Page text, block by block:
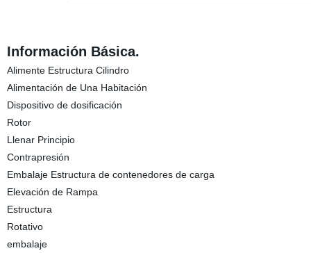
Información Básica.
Alimente Estructura Cilindro
Alimentación de Una Habitación
Dispositivo de dosificación
Rotor
Llenar Principio
Contrapresión
Embalaje Estructura de contenedores de carga
Elevación de Rampa
Estructura
Rotativo
embalaje